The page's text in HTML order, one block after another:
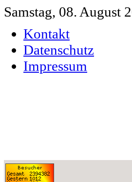
Samstag, 08. August
Kontakt
Datenschutz
Impressum